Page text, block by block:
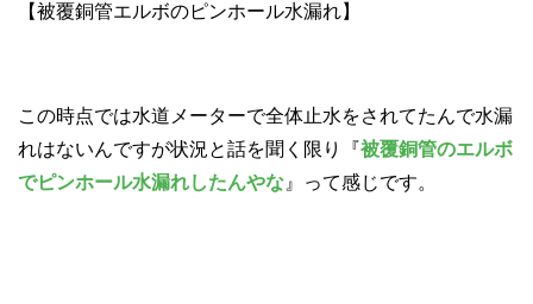
【被覆銅管エルボのピンホール水漏れ】
この時点では水道メーターで全体止水をされてたんで水漏
れはないんですが状況と話を聞く限り『被覆銅管のエルボ
でピンホール水漏れしたんやな 』って感じです。